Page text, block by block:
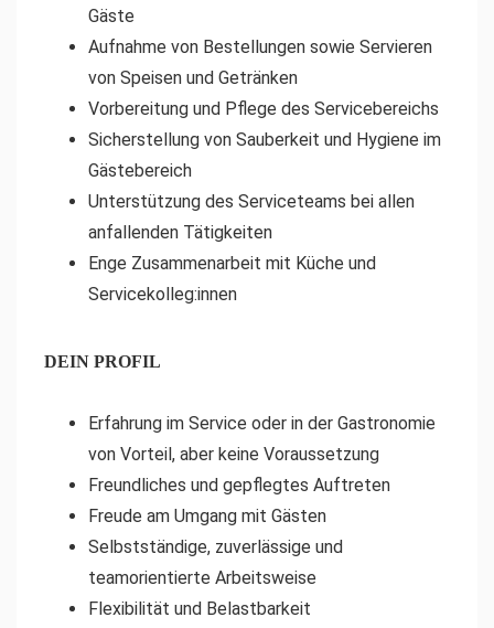
Gäste
Aufnahme von Bestellungen sowie Servieren
von Speisen und Getränken
Vorbereitung und Pflege des Servicebereichs
Sicherstellung von Sauberkeit und Hygiene im
Gästebereich
Unterstützung des Serviceteams bei allen
anfallenden Tätigkeiten
Enge Zusammenarbeit mit Küche und
Servicekolleg:innen
DEIN PROFIL
Erfahrung im Service oder in der Gastronomie
von Vorteil, aber keine Voraussetzung
Freundliches und gepflegtes Auftreten
Freude am Umgang mit Gästen
Selbstständige, zuverlässige und
teamorientierte Arbeitsweise
Flexibilität und Belastbarkeit